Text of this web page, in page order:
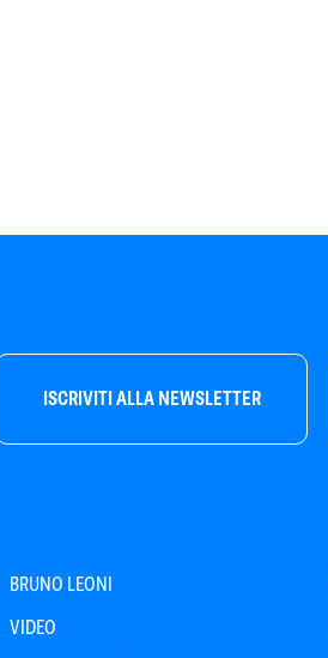
ISCRIVITI ALLA NEWSLETTER
BRUNO LEONI
VIDEO